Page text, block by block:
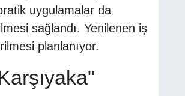
uygulamalar da
sağlandı. Yenilenen iş
planlanıyor.